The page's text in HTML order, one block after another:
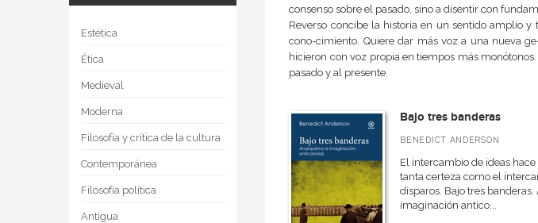
Estética
Ética
Medieval
Moderna
Filosofía y crítica de la cultura
Contemporánea
Filosofía política
Antigua
consenso sobre el pasado, sino a disentir con
Reverso concibe la historia en un sentido amplio
cono-cimiento. Quiere dar más voz a una nueva
hicieron con voz propia en tiempos más
pasado y al presente.
Bajo tres banderas
BENEDICT ANDERSON
El intercambio de ideas hace
tanta certeza como el
disparos. Bajo tres
imaginación antico...